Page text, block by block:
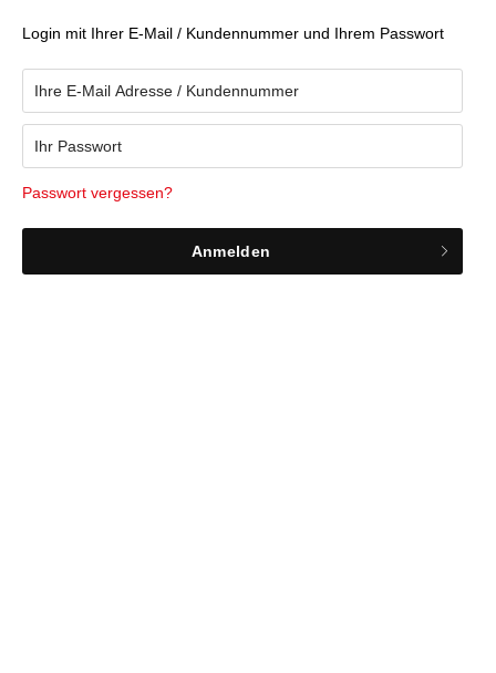
Login mit Ihrer E-Mail / Kundennummer und Ihrem Passwort
Passwort vergessen?
Anmelden